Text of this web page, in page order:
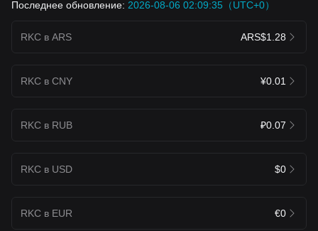
Последнее обновление: 2026-08-06 02:09:35（UTC+0）
RKC в ARS ARS$1.28
RKC в CNY ¥0.01
RKC в RUB ₽0.07
RKC в USD $0
RKC в EUR €0